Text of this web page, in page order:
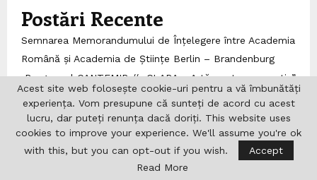
Postări Recente
Semnarea Memorandumului de Înțelegere între Academia
Română și Academia de Științe Berlin – Brandenburg
Programul CANTEMIR // „CLARA – Artă pentru prevenție”
– proiect colaborativ multidisciplinar organizat cu
sprijinul ICR în România și Republica Moldova
Radu Jude în Polonia: ateliere cinematografice cu
actorii teatrului TR Warszawa și retrospective de film la
Acest site web folosește cookie-uri pentru a vă îmbunătăți
experiența. Vom presupune că sunteți de acord cu acest
lucru, dar puteți renunța dacă doriți. This website uses
cookies to improve your experience. We'll assume you're ok
with this, but you can opt-out if you wish.
Accept
Read More